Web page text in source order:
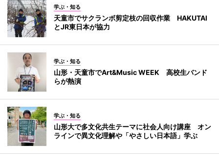
学ぶ・知る
天童市でサクランボ剪定枝の回収作業 HAKUTAI
とJR東日本が協力
学ぶ・知る
山形・天童市でArt&Music WEEK 高校生バンド
らが熱演
学ぶ・知る
山形大で多文化共生テーマに社会人向け講座 オン
ラインで異文化理解や「やさしい日本語」学ぶ